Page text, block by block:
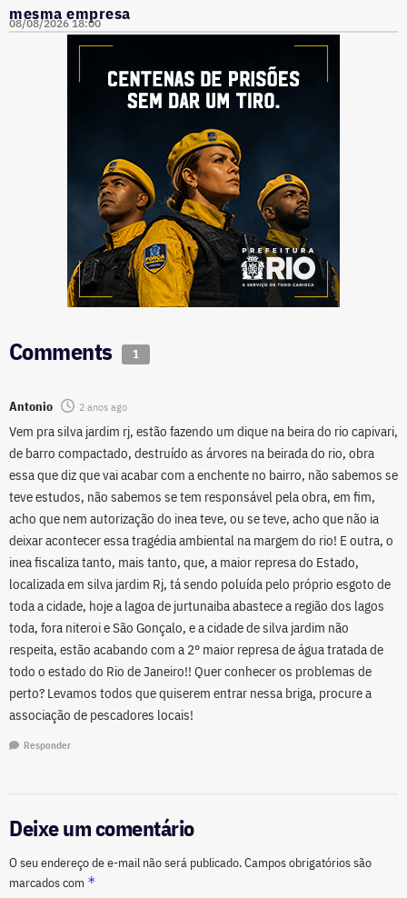
mesma empresa
08/08/2026 18:00
Comments 1
Antonio 2 anos ago
Vem pra silva jardim rj, estão fazendo um dique na beira do rio capivari,
de barro compactado, destruído as árvores na beirada do rio, obra
essa que diz que vai acabar com a enchente no bairro, não sabemos se
teve estudos, não sabemos se tem responsável pela obra, em fim,
acho que nem autorização do inea teve, ou se teve, acho que não ia
deixar acontecer essa tragédia ambiental na margem do rio! E outra, o
inea fiscaliza tanto, mais tanto, que, a maior represa do Estado,
localizada em silva jardim Rj, tá sendo poluída pelo próprio esgoto de
toda a cidade, hoje a lagoa de jurtunaiba abastece a região dos lagos
toda, fora niteroi e São Gonçalo, e a cidade de silva jardim não
respeita, estão acabando com a 2° maior represa de água tratada de
todo o estado do Rio de Janeiro!! Quer conhecer os problemas de
perto? Levamos todos que quiserem entrar nessa briga, procure a
associação de pescadores locais!
Responder
Deixe um comentário
O seu endereço de e-mail não será publicado.Campos obrigatórios são
marcados com *